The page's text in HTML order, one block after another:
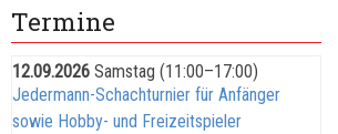
Termine
12.09.2026 Samstag (11:00–17:00)
Jedermann-Schachturnier für Anfänger
sowie Hobby- und Freizeitspieler